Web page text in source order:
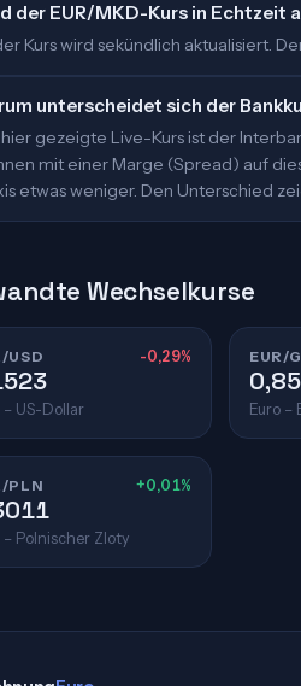
der EUR/MKD-Kurs in Echtzeit
Kurs wird sekündlich aktualisiert.
unterscheidet sich der
gezeigte Live-Kurs ist der
mit einer Marge (Spread) auf
etwas weniger. Den Unterschied
Wechselkurse
USD -0,29%
– US-Dollar
EUR/
Euro –
PLN +0,01%
– Polnischer Zloty